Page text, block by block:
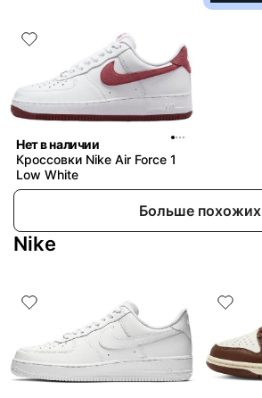
Нет в наличии
Кроссовки Nike Air Force 1
Low White
Больше похожих
Nike